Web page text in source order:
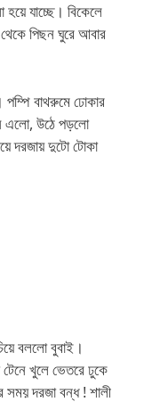
যাচ্ছে। বিকেলে
পিছন ঘুরে আবার
পম্পি বাথরুমে ঢোকার
এলো, উঠে পড়লো
দরজায় দুটো টোকা
বললো বুবাই।
টেনে খুলে ভেতরে ঢুকে
সময় দরজা বন্ধ ! শালী